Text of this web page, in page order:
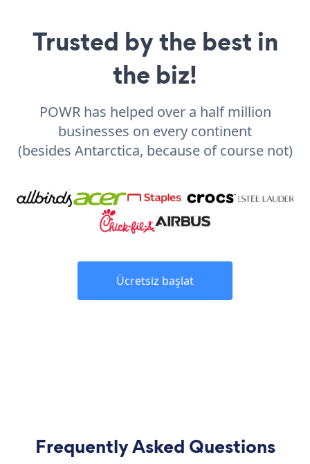
Trusted by the best in
the biz!
POWR has helped over a half million
businesses on every continent
(besides Antarctica, because of course not)
Ücretsiz başlat
Frequently Asked Questions